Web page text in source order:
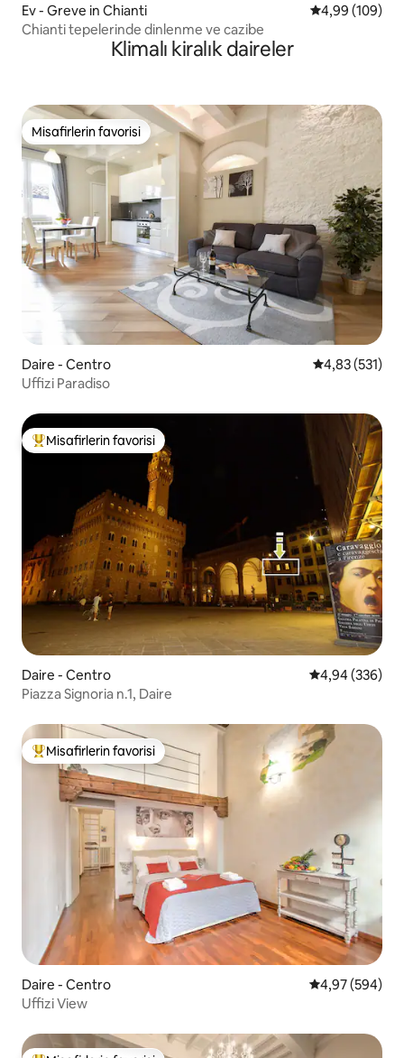
Ev - Greve in Chianti 5 üzerinden
4,99 (109)
Chianti tepelerinde dinlenme ve cazibe
Klimalı kiralık daireler
Misafirlerin favorisi
Misafirlerin favorisi
Daire - Centro 5 üzerinden
4,83 (531)
Uffizi Paradiso
Misafirlerin favorilerinden en beğenilenler arasında
Misafirlerin favorisi
Daire - Centro 5 üzerinden
4,94 (336)
Piazza Signoria n.1, Daire
Misafirlerin favorilerinden en beğenilenler arasında
Misafirlerin favorisi
Daire - Centro 5 üzerinden
4,97 (594)
Uffizi View